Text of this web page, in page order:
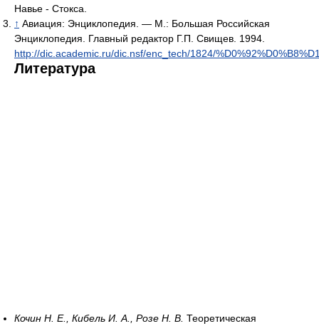
Навье - Стокса.
↑ Авиация: Энциклопедия. — М.: Большая Российская
Энциклопедия. Главный редактор Г.П. Свищев. 1994.
http://dic.academic.ru/dic.nsf/enc_tech/1824/
Литература
Кочин Н. Е., Кибель И. А., Розе Н. В. Теоретическая